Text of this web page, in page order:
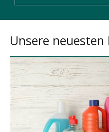
Unsere neuesten